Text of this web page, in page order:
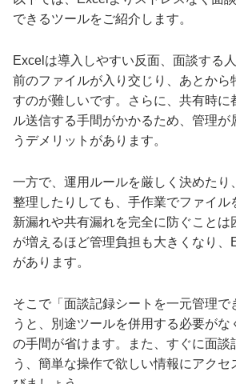
できるツールをご紹介します。
Excelは導入しやすい反面、面談する
前のファイルが入り交じり、あとから
すのが難しいです。さらに、共有時に
ル送信する手間がかかるため、管理が
うデメリットがあります。
一方で、運用ルールを厳しく決めたり
整理したりしても、手作業でファイル
新漏れや共有漏れを完全に防ぐことは
が増えるほど管理負担も大きくなり、
があります。
そこで「面談記録シートを一元管理で
うと、別途ツールを併用する必要がな
の手間が省けます。また、すぐに面談
う、簡単な操作で欲しい情報にアクセ